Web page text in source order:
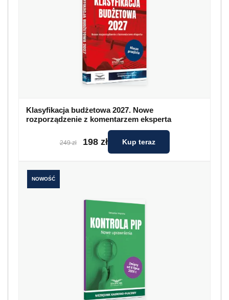
Klasyfikacja budżetowa 2027. Nowe
rozporządzenie z komentarzem eksperta
249 zł 198 zł Kup teraz
NOWOŚĆ